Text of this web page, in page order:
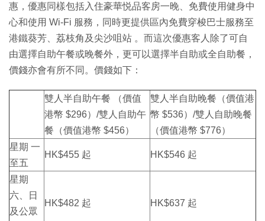
惠，優惠同樣包括入住豪華悦品客房一晚、免費使用健身中
心和使用 Wi-Fi 服務，同時更提供區內免費穿梭巴士服務至
港鐵葵芳、荔枝角及尖沙咀站 。而這次優惠客人除了可自
由選擇自助午餐或晚餐外，更可以選擇半自助或全自助餐，
價錢亦會有所不同。價錢如下：
雙人半自助午餐 （價值
港幣 $296）/雙人自助午
餐（價值港幣 $456）
雙人半自助晚餐（價值港
幣 $536）/雙人自助晚餐
（價值港幣 $776）
星期 一
至五
HK$455 起 HK$546 起
星期
六、日
及公眾
HK$482 起 HK$637 起